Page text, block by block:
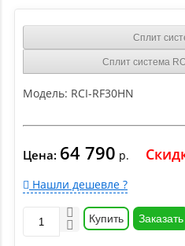
Сплит
Сплит система
Модель: RCI-RF30HN
Цена: 64 790 р.
Нашли дешевле ?
Купить Заказать